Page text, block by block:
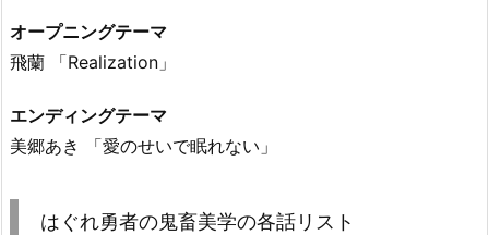
オープニングテーマ
飛蘭 「Realization」
エンディングテーマ
美郷あき 「愛のせいで眠れない」
はぐれ勇者の鬼畜美学の各話リスト